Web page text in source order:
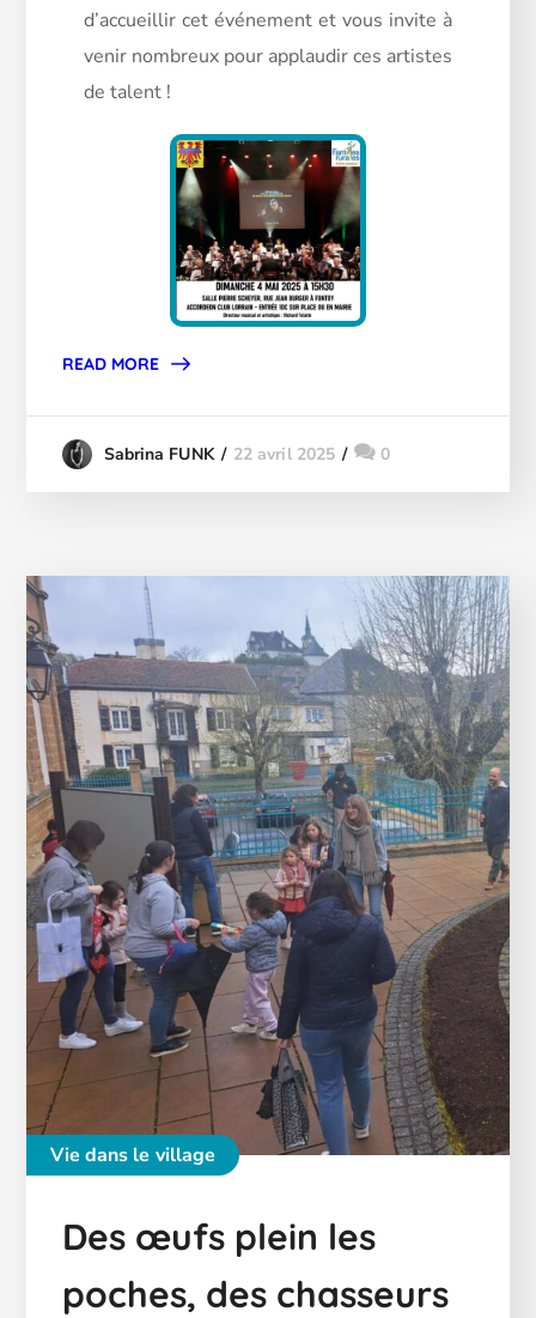
d’accueillir cet événement et vous invite à
venir nombreux pour applaudir ces artistes
de talent !
READ MORE
Sabrina FUNK 22 avril 2025 0
Vie dans le village
Des œufs plein les
poches, des chasseurs